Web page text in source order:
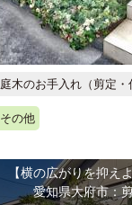
庭木のお手入れ（剪定・
その他
【横の広がりを抑え
愛知県大府市：